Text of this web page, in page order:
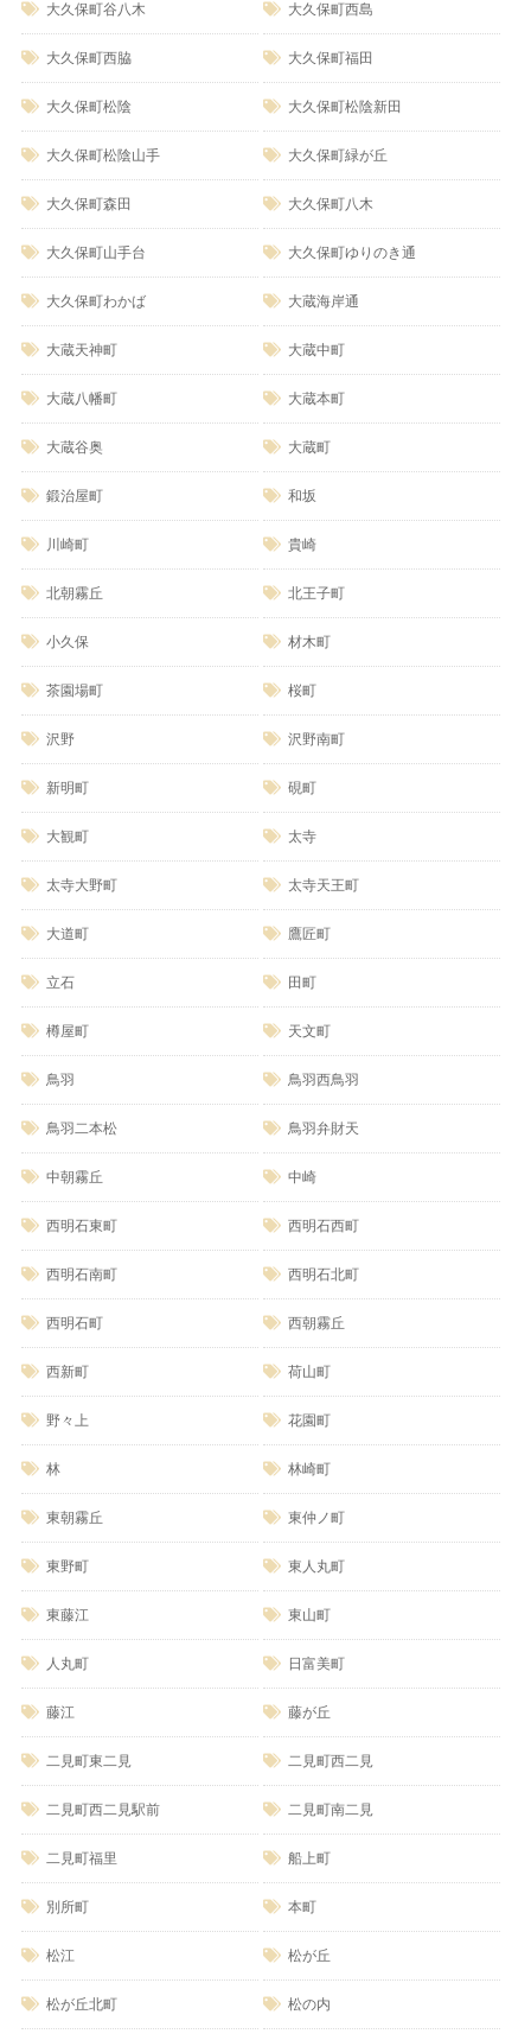
大久保町谷八木 大久保町西島
大久保町西脇 大久保町福田
大久保町松陰 大久保町松陰新田
大久保町松陰山手 大久保町緑が丘
大久保町森田 大久保町八木
大久保町山手台 大久保町ゆりのき通
大久保町わかば 大蔵海岸通
大蔵天神町 大蔵中町
大蔵八幡町 大蔵本町
大蔵谷奥 大蔵町
鍛治屋町 和坂
川崎町 貴崎
北朝霧丘 北王子町
小久保 材木町
茶園場町 桜町
沢野 沢野南町
新明町 硯町
大観町 太寺
太寺大野町 太寺天王町
大道町 鷹匠町
立石 田町
樽屋町 天文町
鳥羽 鳥羽西鳥羽
鳥羽二本松 鳥羽弁財天
中朝霧丘 中崎
西明石東町 西明石西町
西明石南町 西明石北町
西明石町 西朝霧丘
西新町 荷山町
野々上 花園町
林 林崎町
東朝霧丘 東仲ノ町
東野町 東人丸町
東藤江 東山町
人丸町 日富美町
藤江 藤が丘
二見町東二見 二見町西二見
二見町西二見駅前 二見町南二見
二見町福里 船上町
別所町 本町
松江 松が丘
松が丘北町 松の内